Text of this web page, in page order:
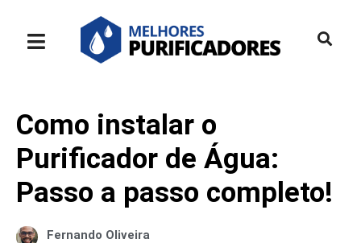
Como instalar o
Purificador de Água:
Passo a passo completo!
Fernando Oliveira